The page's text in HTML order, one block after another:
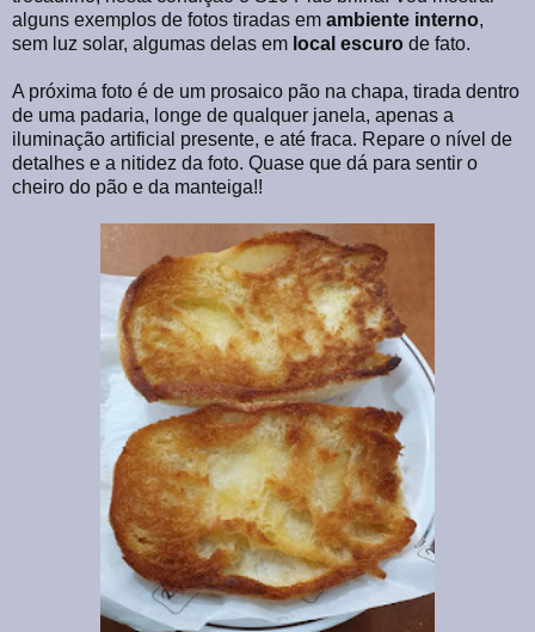
alguns exemplos de fotos tiradas em ambiente interno,
sem luz solar, algumas delas em local escuro de fato.
A próxima foto é de um prosaico pão na chapa, tirada dentro
de uma padaria, longe de qualquer janela, apenas a
iluminação artificial presente, e até fraca. Repare o nível de
detalhes e a nitidez da foto. Quase que dá para sentir o
cheiro do pão e da manteiga!!